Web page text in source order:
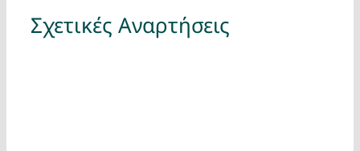
Σχετικές Αναρτήσεις